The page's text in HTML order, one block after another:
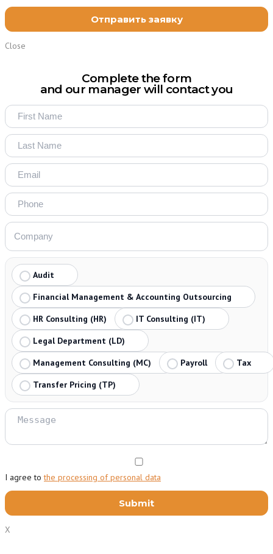
Close
Complete the form
and our manager will contact you
Audit
Financial Management & Accounting Outsourcing
HR Consulting (HR)
IT Consulting (IT)
Legal Department (LD)
Management Consulting (MC)
Payroll
Tax
Transfer Pricing (TP)
I agree tothe processing of personal data
X